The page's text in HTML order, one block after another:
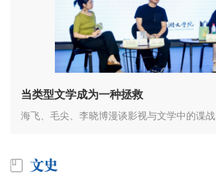
当类型文学成为一种拯救
海飞、毛尖、李晓博漫谈影视与文学中的谍战